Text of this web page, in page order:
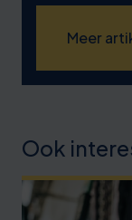
Meer
Ook